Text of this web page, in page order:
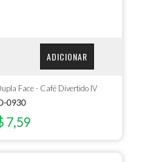
ADICIONAR
Face - Café Divertido IV
0930
7,59